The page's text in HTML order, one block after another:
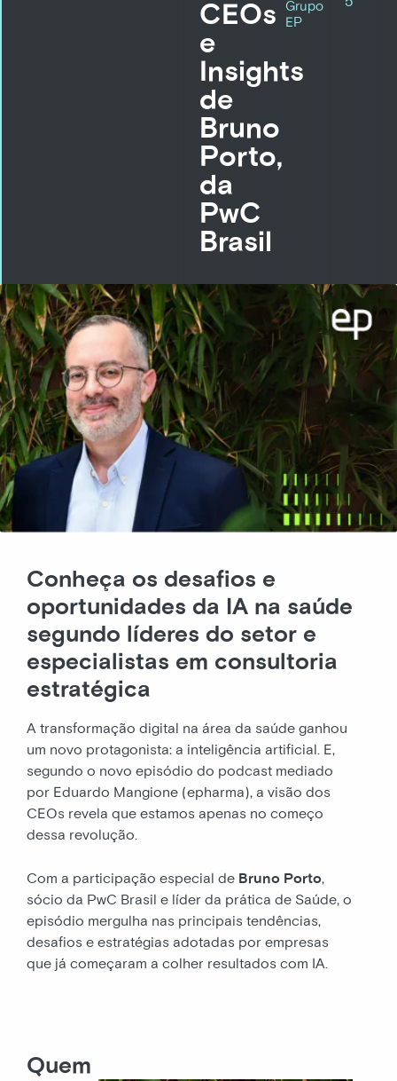
CEOs
e
Insights
de
Bruno
Porto,
da
PwC
Brasil
Grupo
EP
Conheça os desafios e
oportunidades da IA na saúde
segundo líderes do setor e
especialistas em consultoria
estratégica
A transformação digital na área da saúde ganhou
um novo protagonista: a inteligência artificial. E,
segundo o novo episódio do podcast mediado
por Eduardo Mangione (epharma), a visão dos
CEOs revela que estamos apenas no começo
dessa revolução.
Com a participação especial de Bruno Porto,
sócio da PwC Brasil e líder da prática de Saúde, o
episódio mergulha nas principais tendências,
desafios e estratégias adotadas por empresas
que já começaram a colher resultados com IA.
Quem